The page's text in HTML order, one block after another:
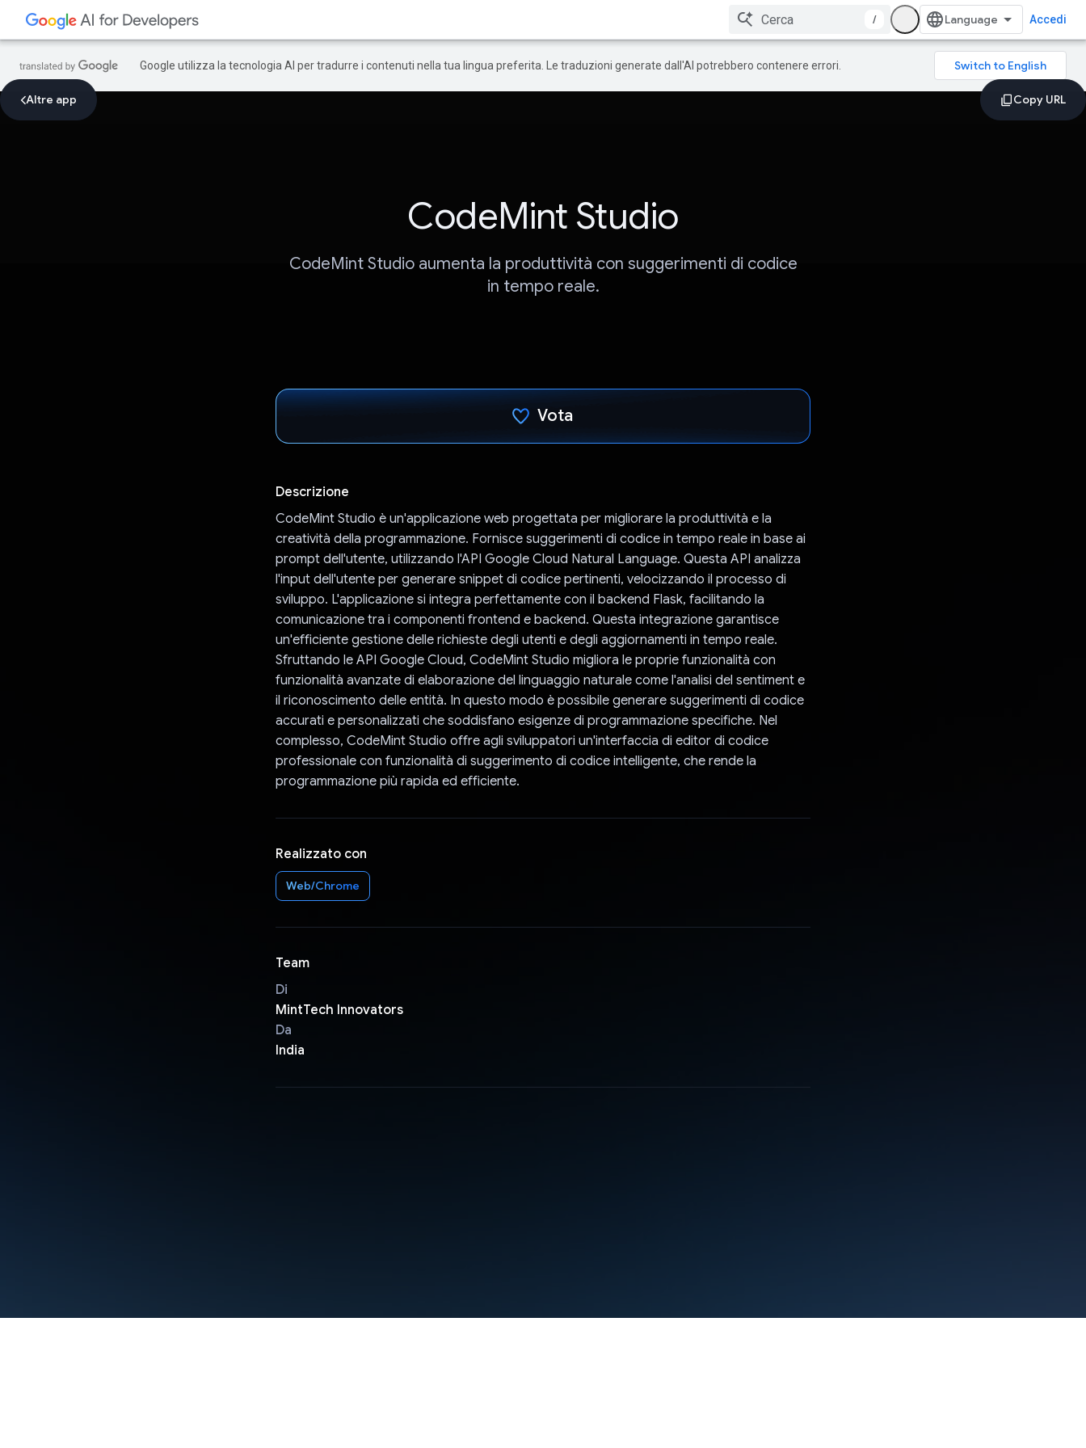
/ Accedi
Google utilizza la tecnologia AI per tradurre i contenuti nella tua lingua preferita. Le traduzioni generate dall'AI potrebbero contenere errori.
Altre app
CodeMint Studio
CodeMint Studio aumenta la produttività con suggerimenti di codice
in tempo reale.
Vota
Descrizione
CodeMint Studio è un'applicazione web progettata per migliorare la produttività e la
creatività della programmazione. Fornisce suggerimenti di codice in tempo reale in base ai
prompt dell'utente, utilizzando l'API Google Cloud Natural Language. Questa API analizza
l'input dell'utente per generare snippet di codice pertinenti, velocizzando il processo di
sviluppo. L'applicazione si integra perfettamente con il backend Flask, facilitando la
comunicazione tra i componenti frontend e backend. Questa integrazione garantisce
un'efficiente gestione delle richieste degli utenti e degli aggiornamenti in tempo reale.
Sfruttando le API Google Cloud, CodeMint Studio migliora le proprie funzionalità con
funzionalità avanzate di elaborazione del linguaggio naturale come l'analisi del sentiment e
il riconoscimento delle entità. In questo modo è possibile generare suggerimenti di codice
accurati e personalizzati che soddisfano esigenze di programmazione specifiche. Nel
complesso, CodeMint Studio offre agli sviluppatori un'interfaccia di editor di codice
professionale con funzionalità di suggerimento di codice intelligente, che rende la
programmazione più rapida ed efficiente.
Realizzato con
Web/Chrome
Team
Di
MintTech Innovators
Da
India